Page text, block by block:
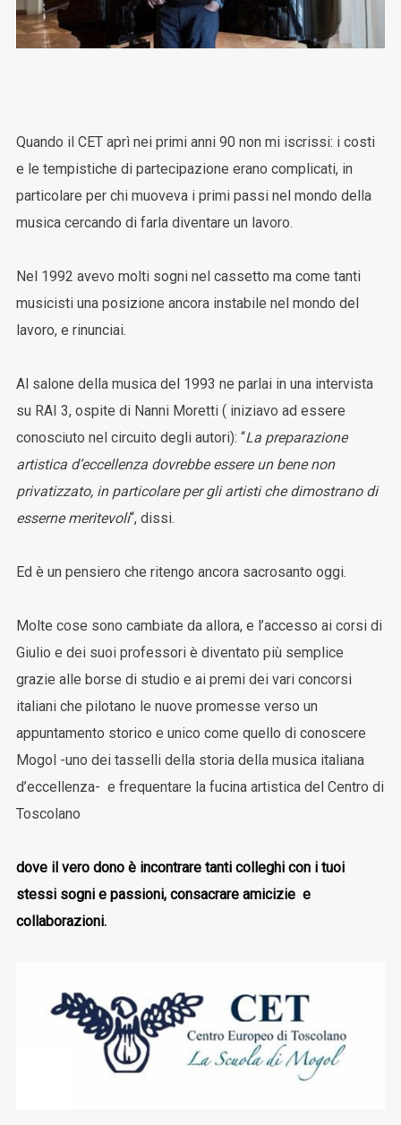
Quando il CET aprì nei primi anni 90 non mi iscrissi: i costi
e le tempistiche di partecipazione erano complicati, in
particolare per chi muoveva i primi passi nel mondo della
musica cercando di farla diventare un lavoro.
Nel 1992 avevo molti sogni nel cassetto ma come tanti
musicisti una posizione ancora instabile nel mondo del
lavoro, e rinunciai.
Al salone della musica del 1993 ne parlai in una intervista
su RAI 3, ospite di Nanni Moretti ( iniziavo ad essere
conosciuto nel circuito degli autori): “La preparazione
artistica d’eccellenza dovrebbe essere un bene non
privatizzato, in particolare per gli artisti che dimostrano di
esserne meritevoli“, dissi.
Ed è un pensiero che ritengo ancora sacrosanto oggi.
Molte cose sono cambiate da allora, e l’accesso ai corsi di
Giulio e dei suoi professori è diventato più semplice
grazie alle borse di studio e ai premi dei vari concorsi
italiani che pilotano le nuove promesse verso un
appuntamento storico e unico come quello di conoscere
Mogol -uno dei tasselli della storia della musica italiana
d’eccellenza- e frequentare la fucina artistica del Centro di
Toscolano
dove il vero dono è incontrare tanti colleghi con i tuoi
stessi sogni e passioni, consacrare amicizie e
collaborazioni.